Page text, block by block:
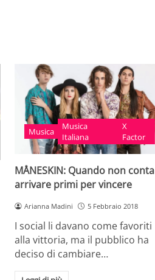
Musica
Musica
Italiana
X
Factor
MÅNESKIN: Quando non conta
arrivare primi per vincere
Arianna Madini 5 Febbraio 2018
I social li davano come favoriti
alla vittoria, ma il pubblico ha
deciso di cambiare…